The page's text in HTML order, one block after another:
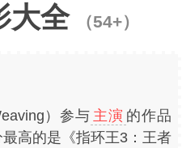
大全 （54+）
）参与 主演 的作品
高的是《指环王3：王者